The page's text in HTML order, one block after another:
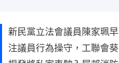
新民黨立法會議員陳家珮
注議員行為操守，工聯會